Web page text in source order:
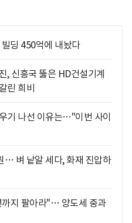
딩 450억에 내놨다
, 신흥국 뚫은 HD건설기계
린 희비
기 나선 이유는…"이번 사이
… 벼 낱알 세다, 화재 진압하
까지 팔아라"… 양도세 중과